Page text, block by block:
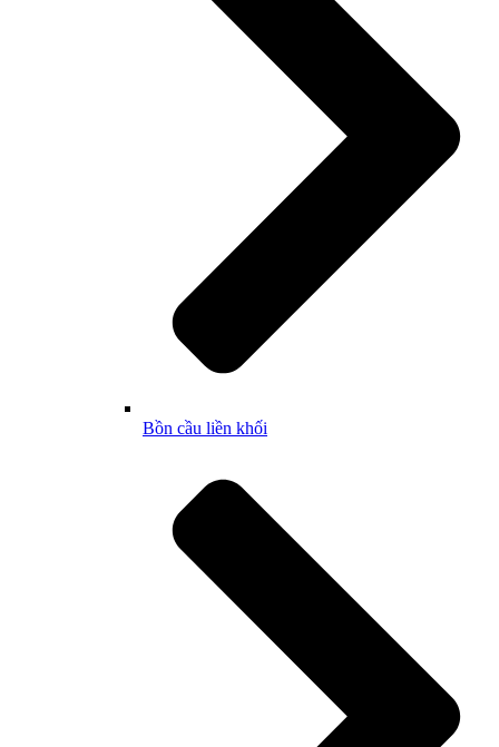
Bồn cầu liền khối